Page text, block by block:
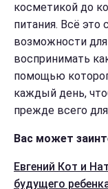
косметикой до
питания. Всё это
возможности
воспринимать
помощью
каждый день,
прежде всего
Вас может
Евгений Кот и
будущего